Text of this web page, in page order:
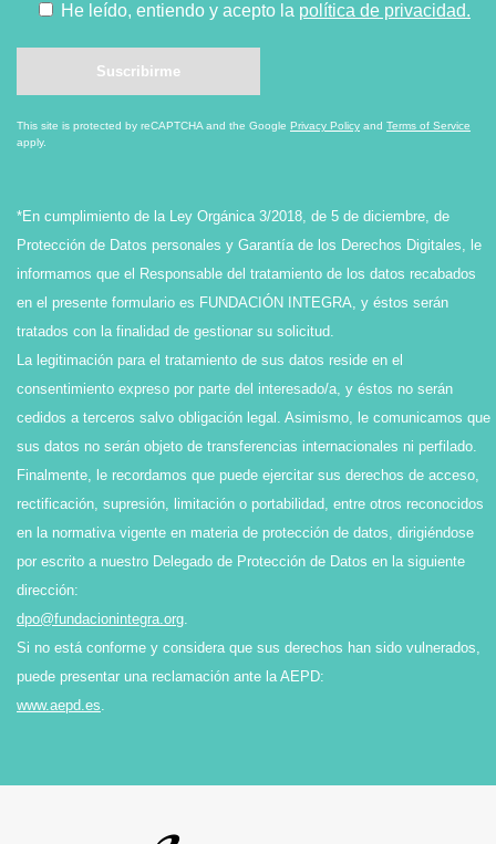
He leído, entiendo y acepto la política de privacidad.
This site is protected by reCAPTCHA and the Google Privacy Policy and Terms of Service
apply.
*En cumplimiento de la Ley Orgánica 3/2018, de 5 de diciembre, de
Protección de Datos personales y Garantía de los Derechos Digitales, le
informamos que el Responsable del tratamiento de los datos recabados
en el presente formulario es FUNDACIÓN INTEGRA, y éstos serán
tratados con la finalidad de gestionar su solicitud.
La legitimación para el tratamiento de sus datos reside en el
consentimiento expreso por parte del interesado/a, y éstos no serán
cedidos a terceros salvo obligación legal. Asimismo, le comunicamos que
sus datos no serán objeto de transferencias internacionales ni perfilado.
Finalmente, le recordamos que puede ejercitar sus derechos de acceso,
rectificación, supresión, limitación o portabilidad, entre otros reconocidos
en la normativa vigente en materia de protección de datos, dirigiéndose
por escrito a nuestro Delegado de Protección de Datos en la siguiente
dirección:
dpo@fundacionintegra.org.
Si no está conforme y considera que sus derechos han sido vulnerados,
puede presentar una reclamación ante la AEPD:
www.aepd.es.